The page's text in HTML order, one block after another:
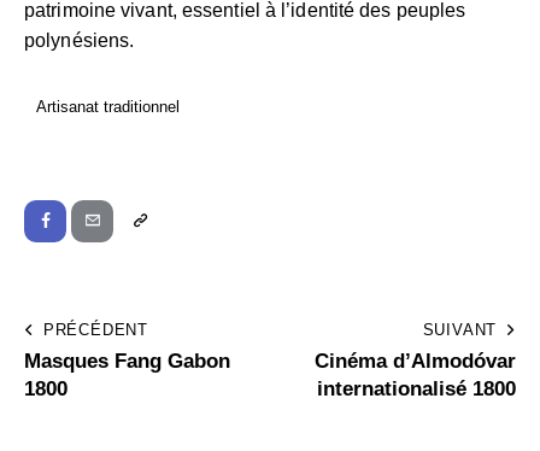
patrimoine vivant, essentiel à l’identité des peuples
polynésiens.
Artisanat traditionnel
PRÉCÉDENT
Masques Fang Gabon
1800
SUIVANT
Cinéma d’Almodóvar
internationalisé 1800